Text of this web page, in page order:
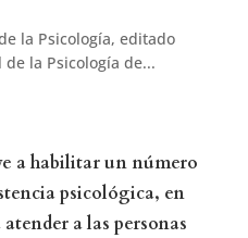
la Psicología, editado
la Psicología de...
a habilitar un número
psicológica, en
a las personas